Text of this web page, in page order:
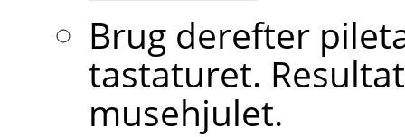
Brug derefter
tastaturet.
musehjulet.